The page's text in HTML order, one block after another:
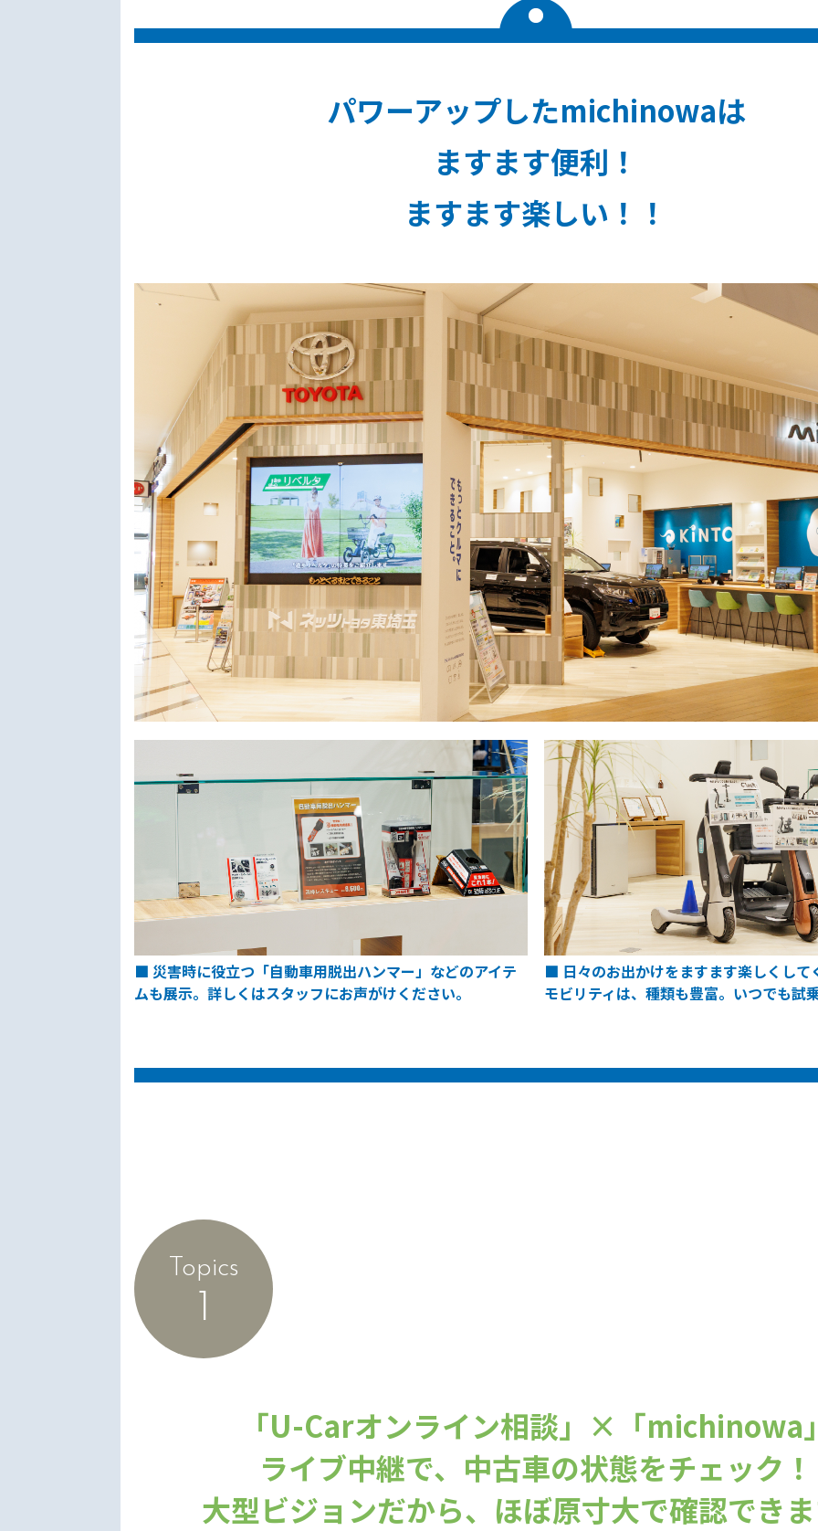
パワーアップしたmichinowaは
ますます便利！
ますます楽しい！！
■ 災害時に役立つ「自動車用脱出ハンマー」などのアイテ
ムも展示。詳しくはスタッフにお声がけください。
■ 日々のお出かけをますます楽しくして
モビリティは、種類も豊富。いつでも試
Topics
1
「U-Carオンライン相談」×「michinowa
ライブ中継で、中古車の状態をチェック！
大型ビジョンだから、ほぼ原寸大で確認でき